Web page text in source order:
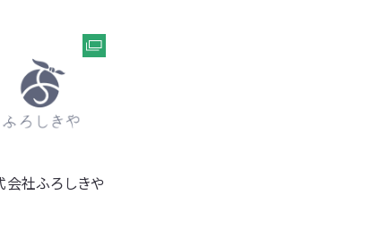
会社ふろしきや